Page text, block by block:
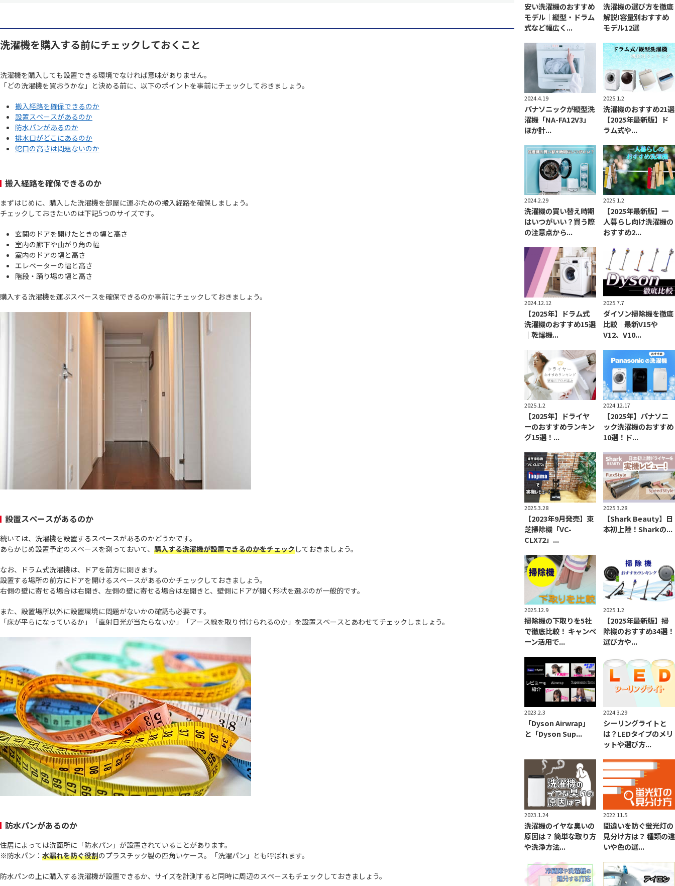
洗濯機を購入する前にチェックしておくこと
洗濯機を購入しても設置できる環境でなければ意味がありません。
「どの洗濯機を買おうかな」と決める前に、以下のポイントを事前にチェックしておきましょう。
搬入経路を確保できるのか
設置スペースがあるのか
防水パンがあるのか
排水口がどこにあるのか
蛇口の高さは問題ないのか
搬入経路を確保できるのか
まずはじめに、購入した洗濯機を部屋に運ぶための搬入経路を確保しましょう。
チェックしておきたいのは下記5つのサイズです。
玄関のドアを開けたときの幅と高さ
室内の廊下や曲がり角の幅
室内のドアの幅と高さ
エレベーターの幅と高さ
階段・踊り場の幅と高さ
購入する洗濯機を運ぶスペースを確保できるのか事前にチェックしておきましょう。
設置スペースがあるのか
続いては、洗濯機を設置するスペースがあるのかどうかです。
あらかじめ設置予定のスペースを測っておいて、 購入する洗濯機が設置できるのかをチェックしておきましょう。
なお、ドラム式洗濯機は、ドアを前方に開きます。
設置する場所の前方にドアを開けるスペースがあるのかチェックしておきましょう。
右側の壁に寄せる場合は右開き、左側の壁に寄せる場合は左開きと、壁側にドアが開く形状を選ぶのが一般的です。
また、設置場所以外に設置環境に問題がないかの確認も必要です。
「床が平らになっているか」「直射日光が当たらないか」「アース線を取り付けられるのか」を設置スペースとあわせてチェックしましょう。
防水パンがあるのか
住居によっては洗面所に「防水パン」が設置されていることがあります。
※防水パン： 水漏れを防ぐ役割のプラスチック製の四角いケース。「洗濯パン」とも呼ばれます。
防水パンの上に購入する洗濯機が設置できるか、サイズを計測すると同時に周辺のスペースもチェックしておきましょう。
安い洗濯機のおすすめ
モデル｜縦型・ドラム
式など幅広く...
洗濯機の選び方を徹底
解説!容量別おすすめ
モデル12選
2024.4.19
パナソニックが縦型洗
濯機「NA-FA12V3」
ほか計...
2025.1.2
洗濯機のおすすめ21選
【2025年最新版】ド
ラム式や...
2024.2.29
洗濯機の買い替え時期
はいつがいい？買う際
の注意点から...
2025.1.2
【2025年最新版】一
人暮らし向け洗濯機の
おすすめ2...
2024.12.12
【2025年】ドラム式
洗濯機のおすすめ15選
｜乾燥機...
2025.7.7
ダイソン掃除機を徹底
比較｜最新V15や
V12、V10...
2025.1.2
【2025年】ドライヤ
ーのおすすめランキン
グ15選！...
2024.12.17
【2025年】パナソニ
ック洗濯機のおすすめ
10選！ド...
2025.3.28
【2023年9月発売】東
芝掃除機「VC-
CLX72」...
2025.3.28
【Shark Beauty】日
本初上陸！Sharkの...
2025.12.9
掃除機の下取りを5社
で徹底比較！ キャンペ
ーン活用で...
2025.1.2
【2025年最新版】掃
除機のおすすめ34選！
選び方や...
2023.2.3
「Dyson Airwrap」
と「Dyson Sup...
2024.3.29
シーリングライトと
は？LEDタイプのメリ
ットや選び方...
2023.1.24
洗濯機のイヤな臭いの
原因は？ 簡単な取り方
や洗浄方法...
2022.11.5
間違いを防ぐ蛍光灯の
見分け方は？ 種類の違
いや色の選...